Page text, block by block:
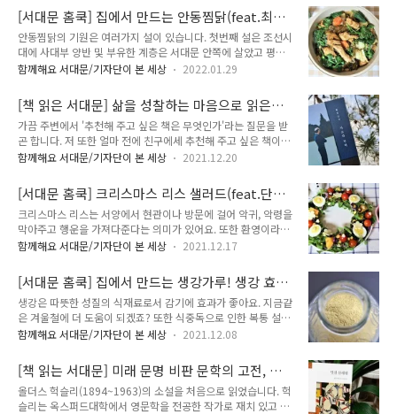
물에 설탕을 약간 넣고 불리면 빨리 잘 불려지고요. 만져보아서
부들부들 ..
에그 김밥을 만들어 볼게요. 재료 단무지 1줄, 계란 2개(밑간용
맛소금 약간, 설탕 약간), 당근채볶음 1/3줌, 유부조림 1/2줌, 김
밥김 1장, 밥 테니스공 크기, 참기름 약간, 통깨 약간 등(김밥 1줄
분량) 먼저 단무지를 준비하세요. 그리고 당근은 곱게 채썰어주
세요. 팬에 기름을 두르고 당근을 볶다가 설탕 약간과 맛소금 1
된 당근은 접시에 펼쳐서 한김 식혀주세요. 유부조림을 넣어주면
맛있는데요..
[서대문 홈쿡] 집에서 만드는 안동찜닭(feat.최고
의 요리비결)
안동찜닭의 기원은 여러가지 설이 있습니다. 첫번째 설은 조선시
대에 사대부 양반 및 부유한 계층은 서대문 안쪽에 살았고 평민
같은 가난한 계층은 서대문 바깥쪽에 살아, 사대문 안쪽을 '안동
한 날 닭을 쪄먹는 것을 일컽어 '안동네찜닭' 이라고 부르던 것이
안동찜닭이 되었다는 것입니다. 두번째 설은 1908년대 안동구
시장 '닭골목'의 한 음식점에서 손님들의 요구대로 음식에 여러
가지 재료를 넣다 보니 찜닭이 되었다는 설입니다. 가장 설득력
있는 설은 안동구시장 닭골목 상인들이 서양식 프라이드 치킨점
은 최고의 요리비결, 안동찜닭을 만들어 볼게요. 김선영 셰프님
레시피를 응용해서 만들었어요. 재료..
함께해요 서대문/기자단이 본 세상 2022.01.29
[책 읽은 서대문] 삶을 성찰하는 마음으로 읽은
황현산의 <사소한 부탁>
가끔 주변에서 '추천해 주고 싶은 책은 무엇인가'라는 질문을 받
곤 합니다. 저 또한 얼마 전에 친구에세 추천해 주고 싶은 책이
있는지 물어보았어요. 그때 친구가 추천해준 책이 바로 황현산
황현산 선생님에 대한 글을 읽은 기억이 떠올랐습니다. "... 고려
대학교 불어불문학과 교수를 지낸 우리나라의 대표적인 문학평
론가이며, 많은 책을 번역하고 지은 책도 만다. 2018년도 타계
한 그의 글은 많은 독자들에게 읽히고 있다.." 그래서일까요. 이
책은 오래 만나지 못했다가 만나는 친구처럼 반가웠습니다. 작가
습니다. 모두 67편의 산문이 실려 있는데 유려하고 군더더기 없
이 깔끔하고 담백..
함께해요 서대문/기자단이 본 세상 2021.12.20
[서대문 홈쿡] 크리스마스 리스 샐러드(feat.단
감, 체다치즈) 만들기
크리스마스 리스는 서양에서 현관이나 방문에 걸어 악귀, 악령을
막아주고 행운을 가져다준다는 의미가 있어요. 또한 환영이라는
의미도 있어서 크리스마스에 사람들을 집으로 초대하면서 환영
드를 만들어 볼게요. 재료 어린잎 1/2팩, 방울토마토 10개, 단감
1/2개, 삶은 달걀 1개, 적양배추채 약간, 체다치즈 1장, 블랙 올
리브 1큰술, 캔옥수수 1큰술, 시판 발사믹 드레싱 5큰술 등 어린
잎, 단감, 적양배추, 방울토마토, 삶은 달걀, 체다치즈, 캔옥수수
알, 블랙올리브 등등을 준비합니다. 기호에 따라서 좋아하는 걸
갔어요. 작은 팩이면 한 팩을 다 쓰시면 될꺼 같습니다. 방울토마
토는 깨끗..
함께해요 서대문/기자단이 본 세상 2021.12.17
[서대문 홈쿡] 집에서 만드는 생강가루! 생강 효
능은?
생강은 따뜻한 성질의 식재료로서 감기에 효과가 좋아요. 지금같
은 겨울철에 더 도움이 되겠죠? 또한 식중독으로 인한 복통 설사
에도 효과가 있답니다. 혈액순환 촉진에도 도움을 준다고 하네
있으며 주로 양념에 많이 사용하는데요. 집에서 생강 제철일 때
생강을 구입해와서 생강가루를 직접 만들어 먹으면 너무 좋아요.
오늘은 집에서 생강가루를 만들어 볼까합니다. 재료 생강 1kg
먼저 생강을 준비하세요. 생강 양은 상관없습니다. 껍질이 잘 벗
함께해요 서대문/기자단이 본 세상 2021.12.08
[책 읽는 서대문] 미래 문명 비판 문학의 고전, 올
더스 헉슬리의 <멋진 신세계>
올더스 헉슬리(1894~1963)의 소설을 처음으로 읽었습니다. 헉
슬리는 옥스퍼드대학에서 영문학을 전공한 작가로 재치 있고 풍